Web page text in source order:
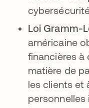
Loi Gramm-
américaine
financières à
matière de
les clients et
personnelles